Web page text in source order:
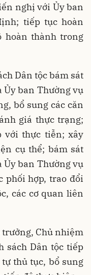
nghị với Ủy ban
tiếp tục hoàn
hoàn thành trong
Dân tộc bám sát
Ủy ban Thường vụ
bổ sung các căn
giá thực trạng;
với thực tiễn; xây
cụ thể; bám sát
Ủy ban Thường vụ
phối hợp, trao đổi
các cơ quan liên
Chủ nhiệm
sách Dân tộc tiếp
thủ tục, bổ sung